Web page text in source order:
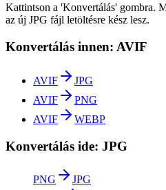
Kattintson a 'Konvertálás' gombra.
az új JPG fájl letöltésre kész lesz.
Konvertálás innen: AVIF
AVIF
JPG
AVIF
PNG
AVIF
WEBP
Konvertálás ide: JPG
PNG
JPG